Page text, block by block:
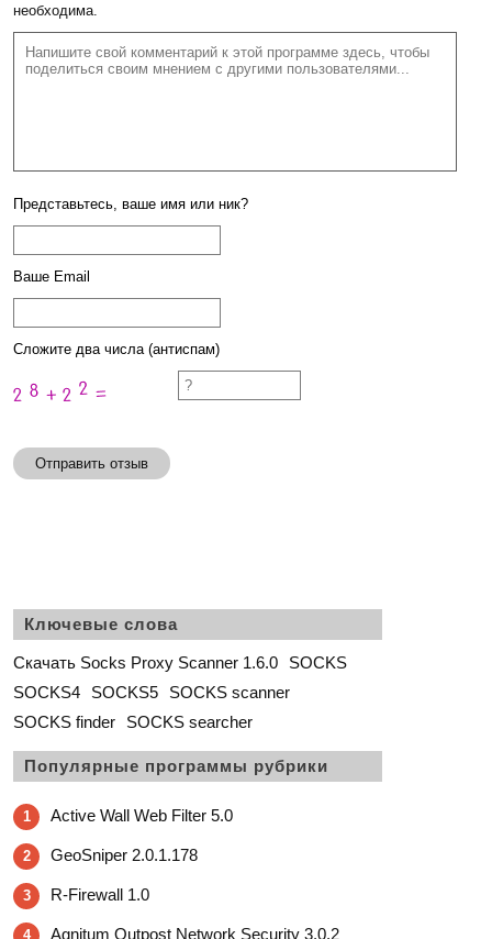
необходима.
Представьтесь, ваше имя или ник?
Ваше Email
Сложите два числа (антиспам)
Отправить отзыв
Ключевые слова
Скачать Socks Proxy Scanner 1.6.0
SOCKS
SOCKS4
SOCKS5
SOCKS scanner
SOCKS finder
SOCKS searcher
Популярные программы рубрики
1 Active Wall Web Filter 5.0
2 GeoSniper 2.0.1.178
3 R-Firewall 1.0
4 Agnitum Outpost Network Security 3.0.2